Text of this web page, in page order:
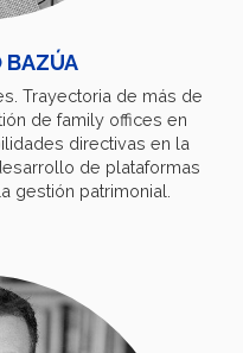
BAZÚA
Trayectoria de más de
de family offices en
directivas en la
de plataformas
gestión patrimonial.